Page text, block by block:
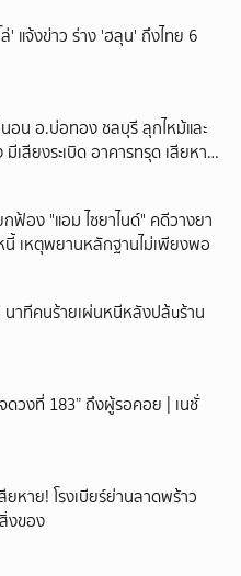
' แจ้งข่าว ร่าง 'ฮลุน' ถึงไทย 6
นอน อ.บ่อทอง ชลบุรี ลุกไหม้และ
เสียงระเบิด อาคารทรุด เสียหาย
ฟ้อง "แอม ไซยาไนด์" คดีวางยา
เหตุพยานหลักฐานไม่เพียงพอ
าทีคนร้ายเผ่นหนีหลังปล้uร้าน
ดวงที่ 183” ถึงผู้รอคอย | เนชั่
ยหาย! โรงเบียร์ย่านลาดพร้าว
งของ